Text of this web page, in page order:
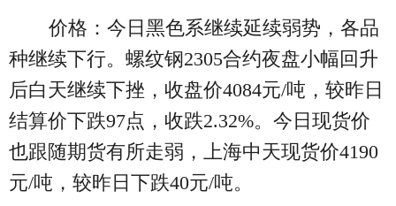
价格：今日黑色系继续延续弱势，各品
种继续下行。螺纹钢2305合约夜盘小幅回升
后白天继续下挫，收盘价4084元/吨，较昨日
结算价下跌97点，收跌2.32%。今日现货价
也跟随期货有所走弱，上海中天现货价4190
元/吨，较昨日下跌40元/吨。